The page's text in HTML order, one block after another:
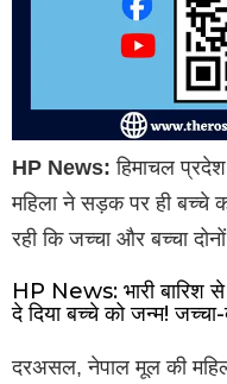
HP News: हिमाचल
महिला ने सड़क पर ही बच्चे
रही कि जच्चा और बच्चा
HP News: भारी बारिश
दे दिया बच्चे को जन्म!
दरअसल, नेपाल मूल की